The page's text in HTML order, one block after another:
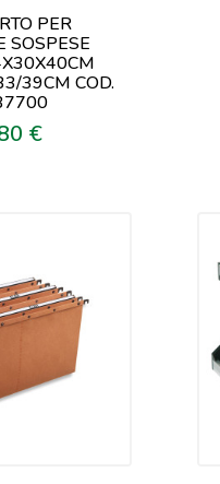
PER
SOSPESE
39CM COD.
€